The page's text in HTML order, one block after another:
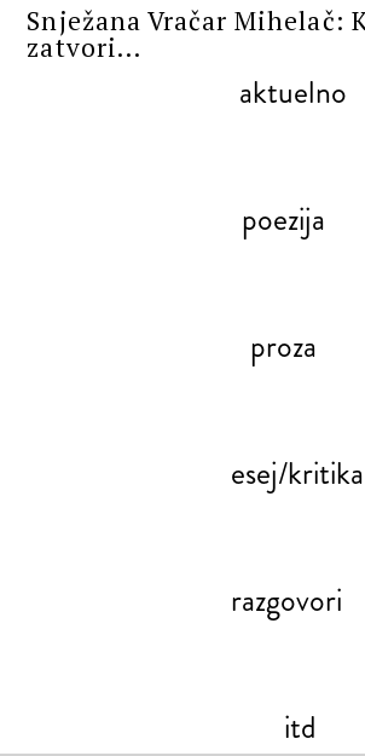
Snježana Vračar Mihelač:
zatvori...
aktuelno
poezija
proza
esej/kritika
razgovori
itd